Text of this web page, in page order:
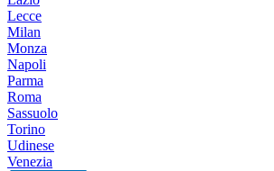
Lecce
Milan
Monza
Napoli
Parma
Roma
Sassuolo
Torino
Udinese
Venezia